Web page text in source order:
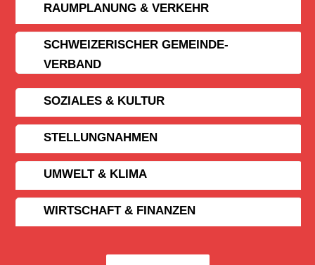
RAUMPLANUNG & VERKEHR
SCHWEIZERISCHER GEMEINDE­
VERBAND
SOZIALES & KULTUR
STELLUNGNAHMEN
UMWELT & KLIMA
WIRTSCHAFT & FINANZEN